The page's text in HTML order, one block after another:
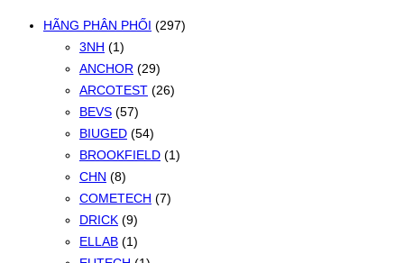
HÃNG PHÂN PHỐI (297)
3NH (1)
ANCHOR (29)
ARCOTEST (26)
BEVS (57)
BIUGED (54)
BROOKFIELD (1)
CHN (8)
COMETECH (7)
DRICK (9)
ELLAB (1)